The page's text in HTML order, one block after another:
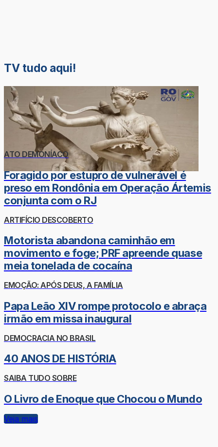
TV tudo aqui!
ATO DEMONÍACO
Foragido por estupro de vulnerável é
preso em Rondônia em Operação Ártemis
conjunta com o RJ
ARTIFÍCIO DESCOBERTO
Motorista abandona caminhão em
movimento e foge; PRF apreende quase
meia tonelada de cocaína
EMOÇÃO: APÓS DEUS, A FAMÍLIA
Papa Leão XIV rompe protocolo e abraça
irmão em missa inaugural
DEMOCRACIA NO BRASIL
40 ANOS DE HISTÓRIA
SAIBA TUDO SOBRE
O Livro de Enoque que Chocou o Mundo
Veja mais